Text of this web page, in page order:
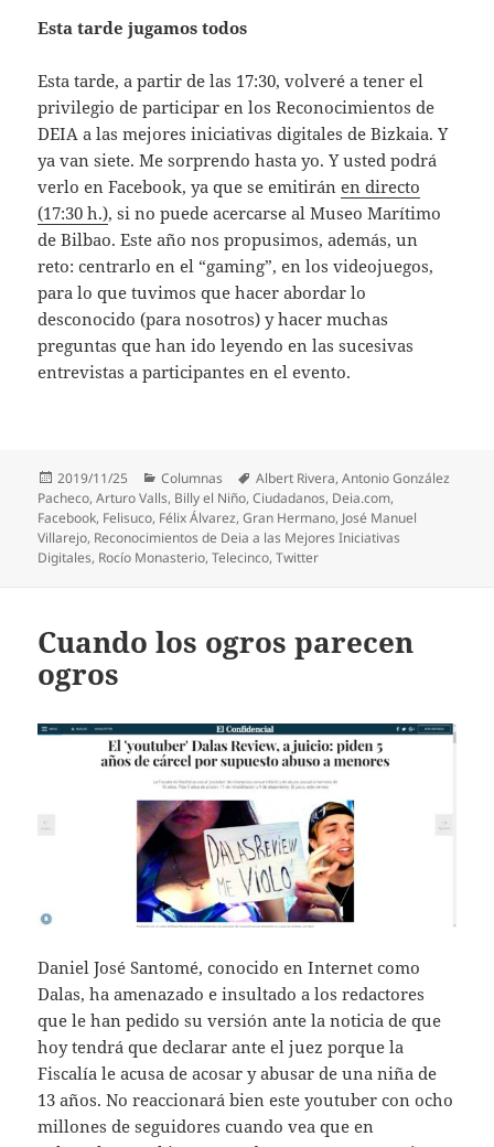
Esta tarde jugamos todos
Esta tarde, a partir de las 17:30, volveré a tener el
privilegio de participar en los Reconocimientos de
DEIA a las mejores iniciativas digitales de Bizkaia. Y
ya van siete. Me sorprendo hasta yo. Y usted podrá
verlo en Facebook, ya que se emitiránen directo
(17:30 h.), si no puede acercarse al Museo Marítimo
de Bilbao. Este año nos propusimos, además, un
reto: centrarlo en el “gaming”, en los videojuegos,
para lo que tuvimos que hacer abordar lo
desconocido (para nosotros) y hacer muchas
preguntas que han ido leyendo en las sucesivas
entrevistas a participantes en el evento.
Publicado
el
2019/11/25 Categorías
Columnas Etiquetas
Albert Rivera,Antonio González
Pacheco,Arturo Valls, Billy el Niño,Ciudadanos, Deia.com,
Facebook, Felisuco, Félix Álvarez,Gran Hermano, José Manuel
Villarejo, Reconocimientos de Deia a las Mejores Iniciativas
Digitales, Rocío Monasterio,Telecinco,Twitter
Cuando los ogros parecen
ogros
Daniel José Santomé, conocido en Internet como
Dalas, ha amenazado e insultado a los redactores
que le han pedido su versión ante la noticia de que
hoy tendrá que declarar ante el juez porque la
Fiscalía le acusa de acosar y abusar de una niña de
13 años. No reaccionará bien este youtuber con ocho
millones de seguidores cuando vea que en